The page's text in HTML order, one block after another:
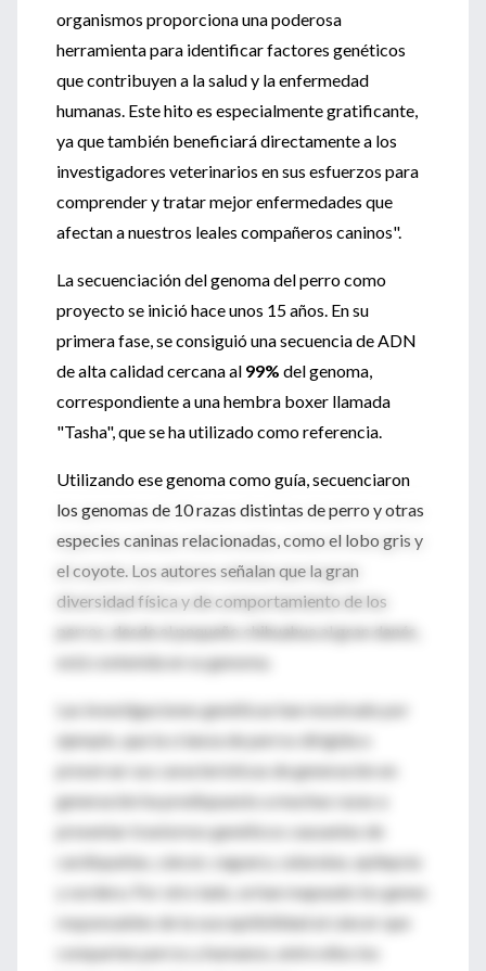
organismos proporciona una poderosa
herramienta para identificar factores genéticos
que contribuyen a la salud y la enfermedad
humanas. Este hito es especialmente gratificante,
ya que también beneficiará directamente a los
investigadores veterinarios en sus esfuerzos para
comprender y tratar mejor enfermedades que
afectan a nuestros leales compañeros caninos".
La secuenciación del genoma del perro como
proyecto se inició hace unos 15 años. En su
primera fase, se consiguió una secuencia de ADN
de alta calidad cercana al 99% del genoma,
correspondiente a una hembra boxer llamada
"Tasha", que se ha utilizado como referencia.
Utilizando ese genoma como guía, secuenciaron
los genomas de 10 razas distintas de perro y otras
especies caninas relacionadas, como el lobo gris y
el coyote. Los autores señalan que la gran
diversidad física y de comportamiento de los
perros, desde el pequeño chihuahua al gran danés,
está contenida en su genoma.
Las investigaciones genéticas han mostrado por
ejemplo, que la crianza de perros dirigida a
preservar sus características de generación en
generación ha predispuesto a muchas razas a
presentar trastornos genéticos causantes de
cardiopatías, cáncer, ceguera, cataratas, epilepsia
y sordera. Por otro lado, se han mapeado los genes
responsables de la susceptibilidad al cáncer que
comparten perros y humanos, entre ellos los